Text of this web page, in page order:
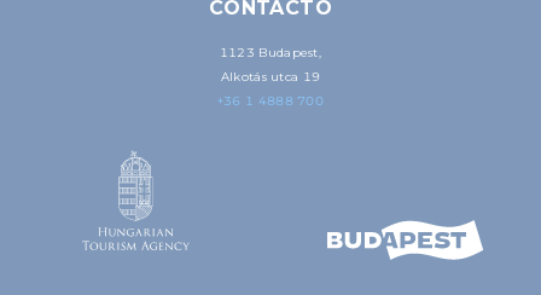
CONTACTO
1123 Budapest,
Alkotás utca 19
+36 1 4888 700